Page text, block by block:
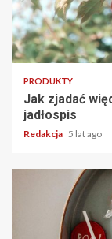
2 min read
PRODUKTY
Jak zjadać
jadłospis
Redakcja 5 lat ago